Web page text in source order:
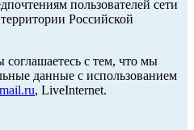
пользователей сети
Российской
с тем, что мы
данные с использованием
, LiveInternet.